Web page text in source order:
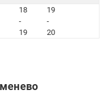
18
-
19
19
-
20